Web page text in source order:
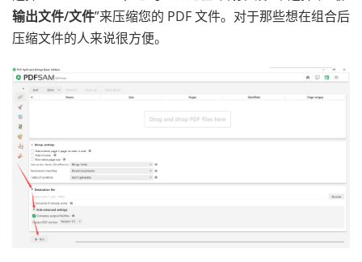
输出文件/文件”来压缩您的 PDF 文件。对于那些想在组合后
压缩文件的人来说很方便。